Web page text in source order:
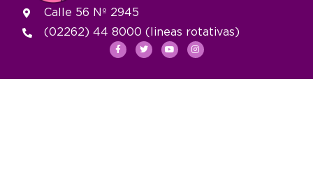
Calle 56 Nº 2945
(02262) 44 8000 (lineas rotativas)